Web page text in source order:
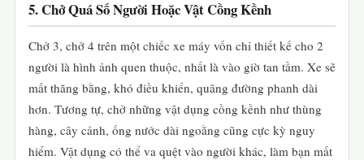
5. Chở Quá Số Người Hoặc Vật Cồng Kềnh
Chở 3, chở 4 trên một chiếc xe máy vốn chỉ thiết kế cho 2
người là hình ảnh quen thuộc, nhất là vào giờ tan tầm. Xe sẽ
mất thăng bằng, khó điều khiển, quãng đường phanh dài
hơn. Tương tự, chở những vật dụng cồng kềnh như thùng
hàng, cây cảnh, ống nước dài ngoằng cũng cực kỳ nguy
hiểm. Vật dụng có thể va quệt vào người khác, làm bạn mất